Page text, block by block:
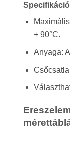
+ 90°C.
Anyaga: